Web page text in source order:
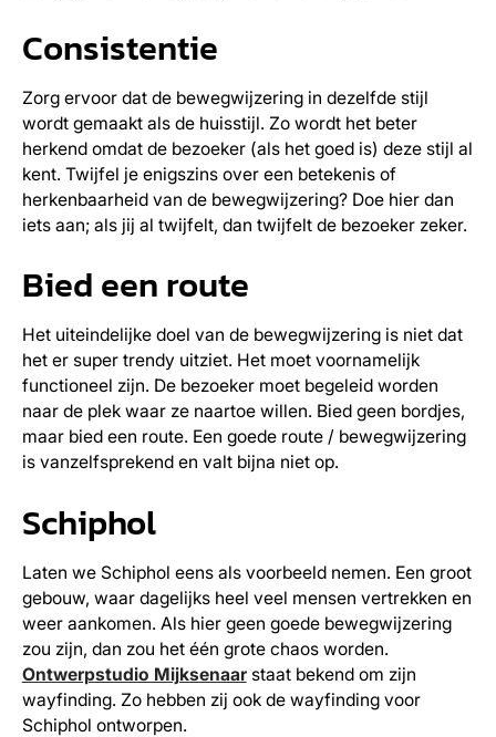
Consistentie
Zorg ervoor dat de bewegwijzering in dezelfde stijl
wordt gemaakt als de huisstijl. Zo wordt het beter
herkend omdat de bezoeker (als het goed is) deze stijl al
kent. Twijfel je enigszins over een betekenis of
herkenbaarheid van de bewegwijzering? Doe hier dan
iets aan; als jij al twijfelt, dan twijfelt de bezoeker zeker.
Bied een route
Het uiteindelijke doel van de bewegwijzering is niet dat
het er super trendy uitziet. Het moet voornamelijk
functioneel zijn. De bezoeker moet begeleid worden
naar de plek waar ze naartoe willen. Bied geen bordjes,
maar bied een route. Een goede route / bewegwijzering
is vanzelfsprekend en valt bijna niet op.
Schiphol
Laten we Schiphol eens als voorbeeld nemen. Een groot
gebouw, waar dagelijks heel veel mensen vertrekken en
weer aankomen. Als hier geen goede bewegwijzering
zou zijn, dan zou het één grote chaos worden.
Ontwerpstudio Mijksenaarstaat bekend om zijn
wayfinding. Zo hebben zij ook de wayfinding voor
Schiphol ontworpen.